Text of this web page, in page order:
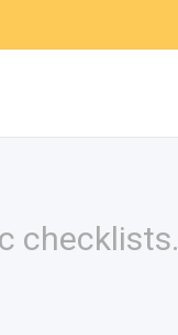
checklists.